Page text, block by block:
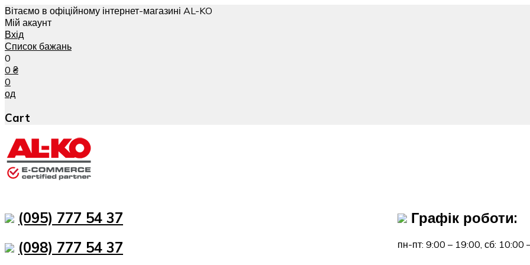
Вітаємо в офіційному інтернет-магазині AL-KO
Мій акаунт
Вхід
Список бажань
0
0 ₴
0
од
Cart
(095) 777 54 37
(098) 777 54 37
Графік роботи:
пн-пт: 9:00 – 19:00, сб: 10:00